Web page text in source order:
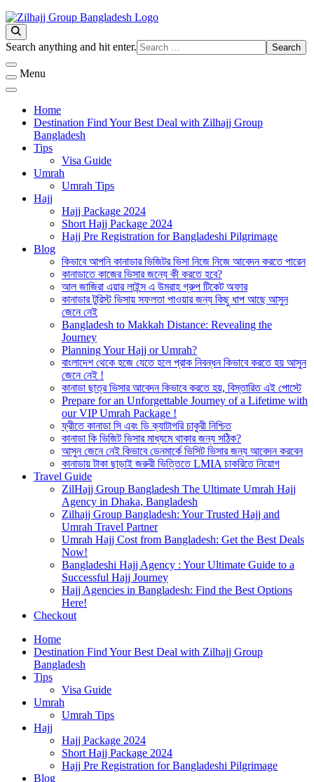
জিলহজ্জ গ্রুপ বাংলাদেশ
Best Hajj Umrah Travel Tour Agent in Bangladesh
Looking
Something?
Search anything and hit enter.
Menu
Home
Destination Find Your Best Deal with Zilhajj Group
Bangladesh
Tips
Visa Guide
Umrah
Umrah Tips
Hajj
Hajj Package 2024
Short Hajj Package 2024
Hajj Pre Registration for Bangladeshi Pilgrimage
Blog
কিভাবে আপনি কানাডার ভিজিটর ভিসা নিজে নিজে আবেদন করতে পারেন
কানাডাতে কাজের ভিসার জন্যে কী করতে হবে?
আল জাজিরা এয়ার লাইন্স এ উমরাহ গ্রুপ টিকেট অফার
কানাডার টুরিস্ট ভিসায় সফলতা পাওয়ার জন্য কিছু ধাপ আছে আসুন
জেনে নেই
Bangladesh to Makkah Distance: Revealing the
Journey
Planning Your Hajj or Umrah?
বাংলাদেশ থেকে হজে যেতে হলে প্রাক নিবন্ধন কিভাবে করতে হয় আসুন
জেনে নেই !
কানাডা ছাত্র ভিসার আবেদন কিভাবে করতে হয়, বিস্তারিত এই পোস্টে
Prepare for an Unforgettable Journey of a Lifetime with
our VIP Umrah Package !
ফ্রীতে কানাডা সি এবং ডি ক্যাটাগরি চাকুরী নিশ্চিত
কানাডা কি ভিজিট ভিসার মাধ্যমে থাকার জন্য সঠিক?
আসুন জেনে নেই কিভাবে ডেনমার্কে ভিসিট ভিসার জন্য আবেদন করবেন
কানাডায় টাকা ছাড়াই জরুরী ভিত্তিতে LMIA চাকরিতে নিয়োগ
Travel Guide
ZilHajj Group Bangladesh The Ultimate Umrah Hajj
Agency in Dhaka, Bangladesh
Zilhajj Group Bangladesh: Your Trusted Hajj and
Umrah Travel Partner
Umrah Hajj Cost from Bangladesh: Get the Best Deals
Now!
Bangladeshi Hajj Agency : Your Ultimate Guide to a
Successful Hajj Journey
Hajj Agencies in Bangladesh: Find the Best Options
Here!
Checkout
Home
Destination Find Your Best Deal with Zilhajj Group
Bangladesh
Tips
Visa Guide
Umrah
Umrah Tips
Hajj
Hajj Package 2024
Short Hajj Package 2024
Hajj Pre Registration for Bangladeshi Pilgrimage
Blog